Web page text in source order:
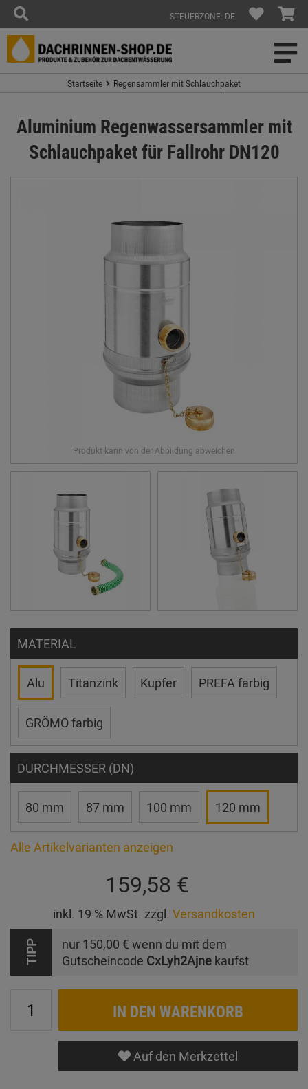
STEUERZONE: DE
Startseite Regensammler mit Schlauchpaket
Aluminium Regenwassersammler mit
Schlauchpaket für Fallrohr DN120
MATERIAL
Alu Titanzink Kupfer PREFA farbig
GRÖMO farbig
DURCHMESSER (DN)
80 mm 87 mm 100 mm 120 mm
Alle Artikelvarianten anzeigen
159,58 €
inkl. 19 % MwSt. zzgl. Versandkosten
TIPP nur 150,00 € wenn du mit dem
Gutscheincode CxLyh2Ajne kaufst
IN DEN WARENKORB
Auf den Merkzettel